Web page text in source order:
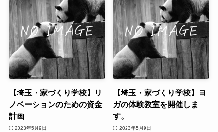
【埼玉・家づくり学校】リ
ノベーションのための資金
計画
2023年5月9日
【埼玉・家づくり学校】ヨ
ガの体験教室を開催しま
す。
2023年5月9日